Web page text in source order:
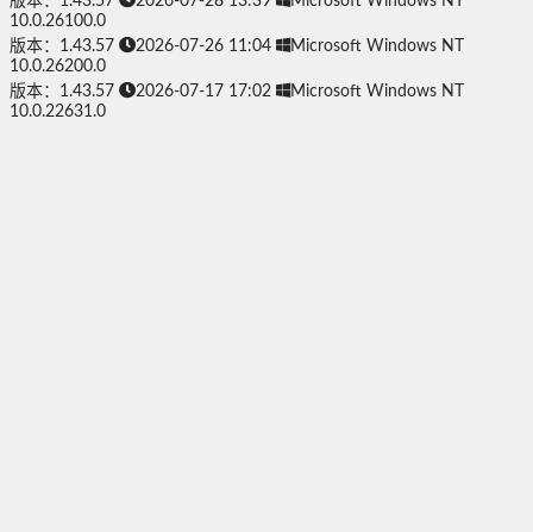
10.0.26100.0
版本：1.43.57
2026-07-26 11:04
Microsoft Windows NT
10.0.26200.0
版本：1.43.57
2026-07-17 17:02
Microsoft Windows NT
10.0.22631.0